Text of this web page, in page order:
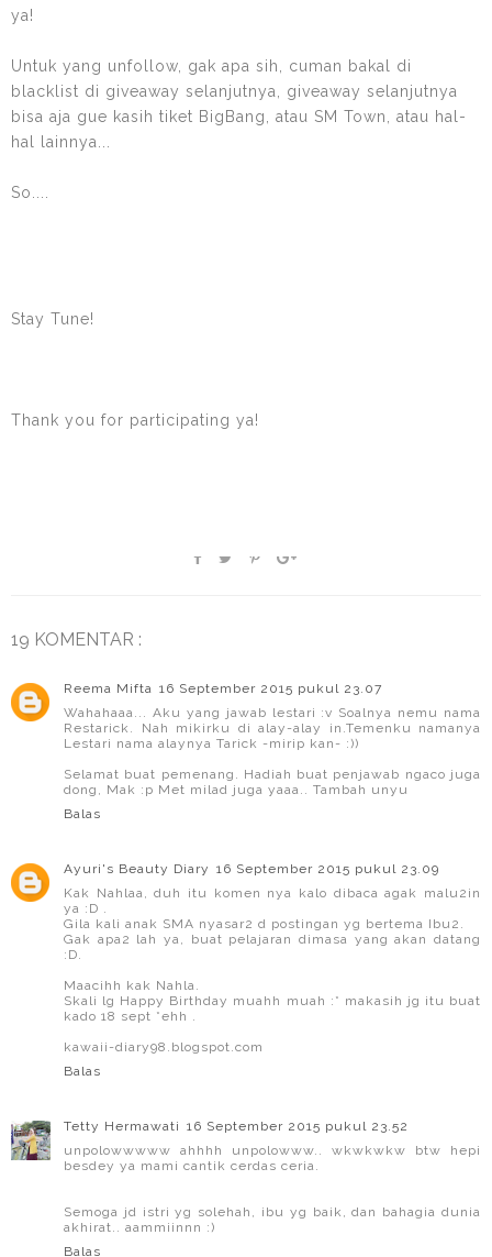
ya!
Untuk yang unfollow, gak apa sih, cuman bakal di
blacklist di giveaway selanjutnya, giveaway selanjutnya
bisa aja gue kasih tiket BigBang, atau SM Town, atau hal-
hal lainnya...
So....
Stay Tune!
Thank you for participating ya!
19 KOMENTAR :
Reema Mifta 16 September 2015 pukul 23.07
Wahahaaa... Aku yang jawab lestari :v Soalnya nemu nama
Restarick. Nah mikirku di alay-alay in.Temenku namanya
Lestari nama alaynya Tarick -mirip kan- :))
Selamat buat pemenang. Hadiah buat penjawab ngaco juga
dong, Mak :p Met milad juga yaaa.. Tambah unyu
Balas
Ayuri's Beauty Diary 16 September 2015 pukul 23.09
Kak Nahlaa, duh itu komen nya kalo dibaca agak malu2in
ya :D .
Gila kali anak SMA nyasar2 d postingan yg bertema Ibu2.
Gak apa2 lah ya, buat pelajaran dimasa yang akan datang
:D.
Maacihh kak Nahla.
Skali lg Happy Birthday muahh muah :* makasih jg itu buat
kado 18 sept *ehh .
kawaii-diary98.blogspot.com
Balas
Tetty Hermawati 16 September 2015 pukul 23.52
unpolowwwww ahhhh unpolowww.. wkwkwkw btw hepi
besdey ya mami cantik cerdas ceria.
Semoga jd istri yg solehah, ibu yg baik, dan bahagia dunia
akhirat.. aammiinnn :)
Balas